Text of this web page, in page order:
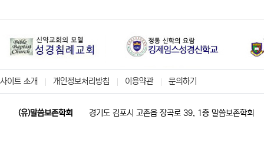
사이트 소개 개인정보처리방침 이용약관 문의하기
(유)말씀보존학회 경기도 김포시 고촌읍 장곡로 39, 1층 말씀보존학회